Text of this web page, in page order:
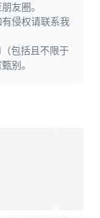
友圈。
侵权请联系我
包括且不限于
别。